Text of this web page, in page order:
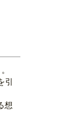
想